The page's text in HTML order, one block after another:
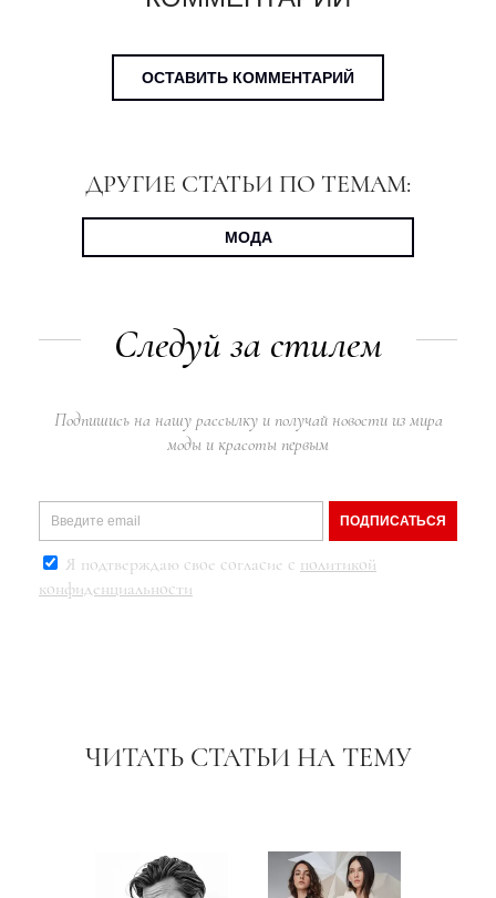
ОСТАВИТЬ КОММЕНТАРИЙ
ДРУГИЕ СТАТЬИ ПО ТЕМАМ:
МОДА
Следуй за стилем
Подпишись на нашу рассылку и получай новости из мира
моды и красоты первым
ПОДПИСАТЬСЯ
Я подтверждаю свое согласие с политикой
конфиденциальности
ЧИТАТЬ СТАТЬИ НА ТЕМУ